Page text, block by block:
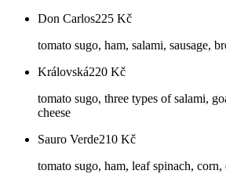
Don Carlos225 Kč
tomato sugo, ham, salami, sausage,
Královská220 Kč
tomato sugo, three types of salami,
cheese
Sauro Verde210 Kč
tomato sugo, ham, leaf spinach, corn,